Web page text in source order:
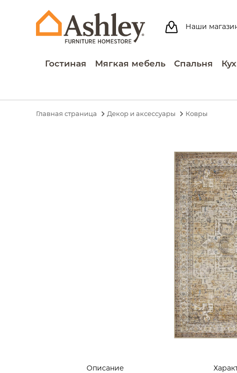
Наши
Гостиная Мягкая мебель Спальня
Главная страница Декор и аксессуары Ковры
Описание